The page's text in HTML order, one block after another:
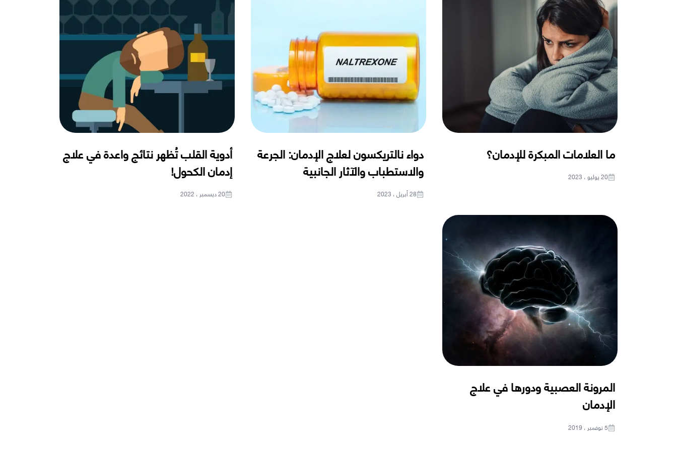
ما العلامات المبكرة للإدمان؟
20 يوليو ، 2023
دواء نالتريكسون لعلاج الإدمان: الجرعة
والاستطباب والآثار الجانبية
28 أبريل ، 2023
أدوية القلب تُظهر نتائج واعدة في علاج
إدمان الكحول!
20 ديسمبر ، 2022
المرونة العصبية ودورها في علاج
الإدمان
5 نوفمبر ، 2019